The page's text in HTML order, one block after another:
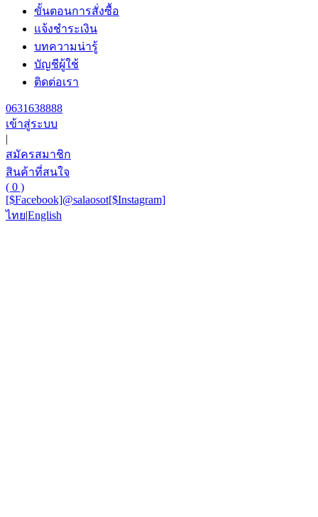
ขั้นตอนการสั่งซื้อ
แจ้งชำระเงิน
บทความน่ารู้
บัญชีผู้ใช้
ติดต่อเรา
0631638888
เข้าสู่ระบบ
|
สมัครสมาชิก
สินค้าที่สนใจ
( 0 )
[$Facebook]@salaosot[$Instagram]
ไทย|English